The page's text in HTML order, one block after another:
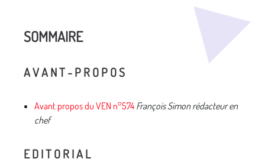
SOMMAIRE
A V A N T - P R O P O S
Avant propos du VEN n°574 François Simon rédacteur en
chef
E D I T O R I A L